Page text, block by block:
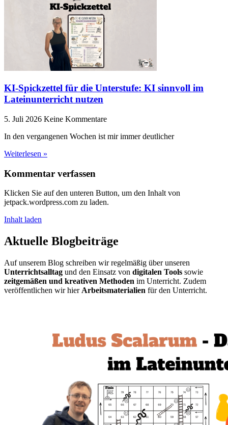
KI-Spickzettel für die Unterstufe: KI sinnvoll im
Lateinunterricht nutzen
5. Juli 2026 Keine Kommentare
In den vergangenen Wochen ist mir immer deutlicher
Weiterlesen »
Kommentar verfassen
Klicken Sie auf den unteren Button, um den Inhalt von
jetpack.wordpress.com zu laden.
Inhalt laden
Aktuelle Blogbeiträge
Auf unserem Blog schreiben wir regelmäßig über unseren
Unterrichtsalltag und den Einsatz von digitalen Tools sowie
zeitgemäßen und kreativen Methoden im Unterricht. Zudem
veröffentlichen wir hier Arbeitsmaterialien für den Unterricht.